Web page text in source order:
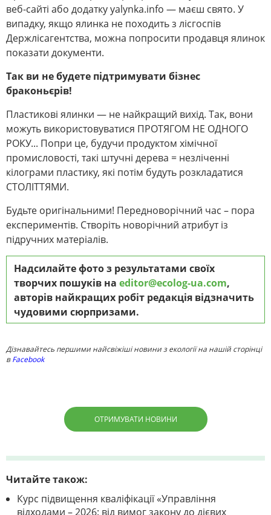
веб-сайті або додатку yalynka.info — маєш свято. У
випадку, якщо ялинка не походить з лісгоспів
Держлісагентства, можна попросити продавця ялинок
показати документи.
Так ви не будете підтримувати бізнес
браконьєрів!
Пластикові ялинки — не найкращий вихід. Так, вони
можуть використовуватися ПРОТЯГОМ НЕ ОДНОГО
РОКУ... Попри це, будучи продуктом хімічної
промисловості, такі штучні дерева = незліченні
кілограми пластику, які потім будуть розкладатися
СТОЛІТТЯМИ.
Будьте оригінальними! Передноворічний час – пора
експериментів. Створіть новорічний атрибут із
підручних матеріалів.
Надсилайте фото з результатами своїх
творчих пошуків на editor@ecolog-ua.com,
авторів найкращих робіт редакція відзначить
чудовими сюрпризами.
Дізнавайтесь першими найсвіжіші новини з екології на нашій сторінці
вFacebook
ОТРИМУВАТИ НОВИНИ
Читайте також:
Курс підвищення кваліфікації «Управління
відходами – 2026: від вимог закону до дієвих